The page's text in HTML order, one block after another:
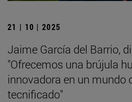
21 | 10 | 2025
Jaime García del Barrio,
"Ofrecemos una brújula
innovadora en un mundo
tecnificado"